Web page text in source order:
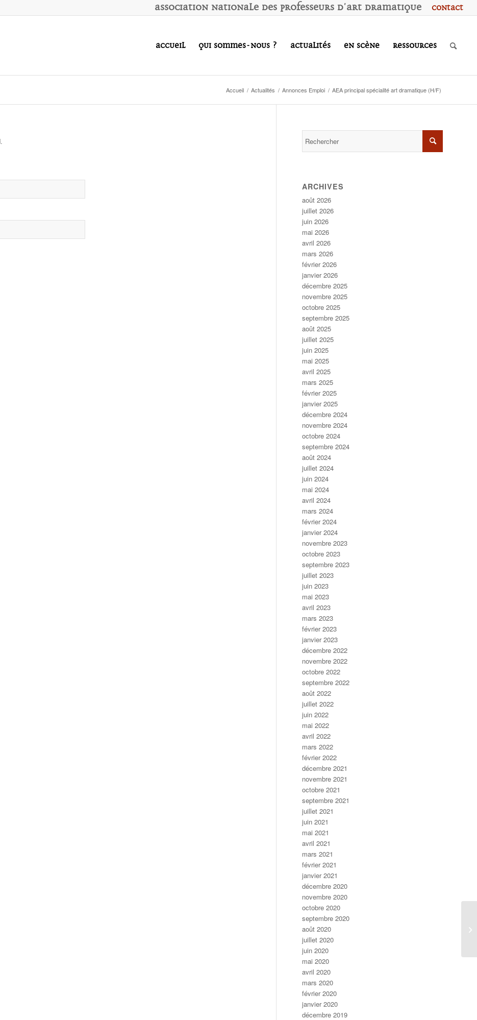
Contact
Association Nationale des Professeurs d'Art Dramatique
Accueil Qui sommes-nous ? Actualités En scène Ressources
Accueil / Actualités / Annonces Emploi / AEA principal spécialité art dramatique (H/F)
ARCHIVES
août 2026
juillet 2026
juin 2026
mai 2026
avril 2026
mars 2026
février 2026
janvier 2026
décembre 2025
novembre 2025
octobre 2025
septembre 2025
août 2025
juillet 2025
juin 2025
mai 2025
avril 2025
mars 2025
février 2025
janvier 2025
décembre 2024
novembre 2024
octobre 2024
septembre 2024
août 2024
juillet 2024
juin 2024
mai 2024
avril 2024
mars 2024
février 2024
janvier 2024
novembre 2023
octobre 2023
septembre 2023
juillet 2023
juin 2023
mai 2023
avril 2023
mars 2023
février 2023
janvier 2023
décembre 2022
novembre 2022
octobre 2022
septembre 2022
août 2022
juillet 2022
juin 2022
mai 2022
avril 2022
mars 2022
février 2022
décembre 2021
novembre 2021
octobre 2021
septembre 2021
juillet 2021
juin 2021
mai 2021
avril 2021
mars 2021
février 2021
janvier 2021
décembre 2020
novembre 2020
octobre 2020
septembre 2020
août 2020
juillet 2020
juin 2020
mai 2020
avril 2020
mars 2020
février 2020
janvier 2020
décembre 2019